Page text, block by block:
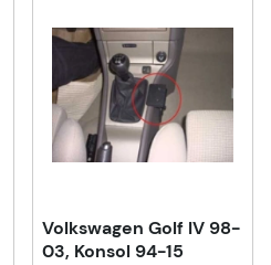
Volkswagen Golf IV 98-
03, Konsol 94-15